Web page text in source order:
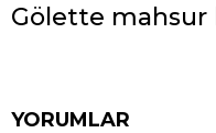
Gölette mahsur
YORUMLAR